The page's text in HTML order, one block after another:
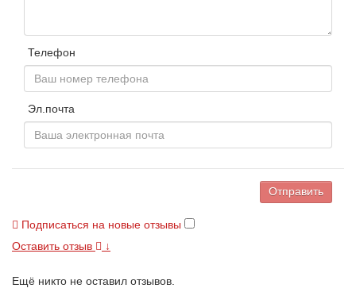
Телефон
Эл.почта
Отправить
Подписаться на новые отзывы
Оставить отзыв
↓
Ещё никто не оставил отзывов.